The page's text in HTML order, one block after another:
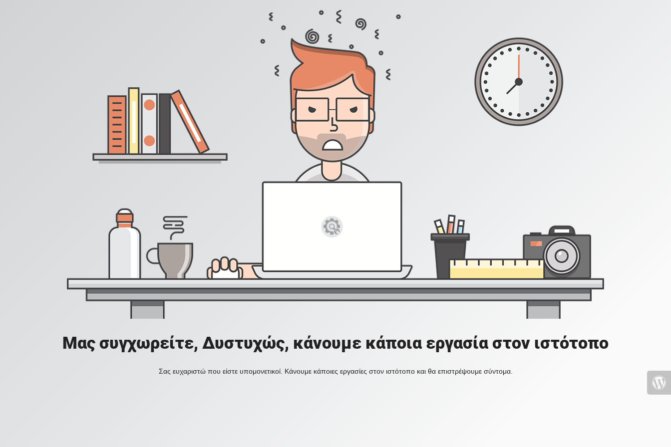
Μας συγχωρείτε, Δυστυχώς, κάνουμε κάποια εργασία στον ιστότοπο
Σας ευχαριστώ που είστε υπομονετικοί. Κάνουμε κάποιες εργασίες στον ιστότοπο και θα επιστρέψουμε σύντομα.